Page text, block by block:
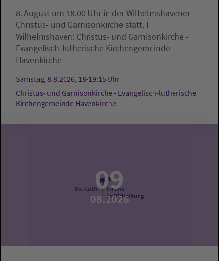
8. August um 18.00 Uhr in der Wilhelmshavener
Christus- und Garnisonkirche statt. I
Wilhelmshaven: Christus- und Garnisonkirche -
Evangelisch-lutherische Kirchengemeinde
Havenkirche
Samstag, 8.8.2026, 18-19:15 Uhr
Christus- und Garnisonkirche - Evangelisch-lutherische
Kirchengemeinde Havenkirche
09
08.2026